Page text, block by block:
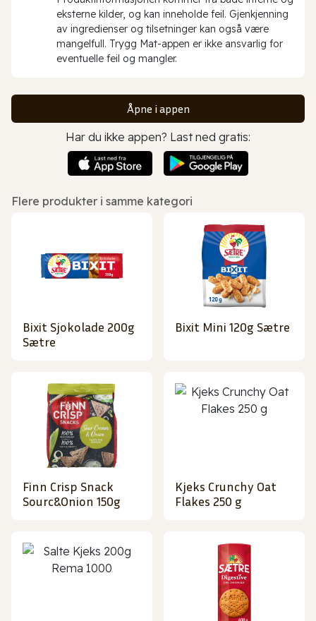
eksterne kilder, og kan inneholde feil. Gjenkjenning
av ingredienser og tilsetninger kan også være
mangelfull. Trygg Mat-appen er ikke ansvarlig for
eventuelle feil og mangler.
Åpne i appen
Har du ikke appen? Last ned gratis:
Flere produkter i samme kategori
Bixit Sjokolade 200g
Sætre
Bixit Mini 120g Sætre
Finn Crisp Snack
Sourc&Onion 150g
Kjeks Crunchy Oat
Flakes 250 g